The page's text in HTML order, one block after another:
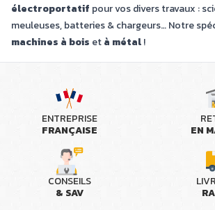
électroportatif pour vos divers travaux :
meuleuses, batteries & chargeurs… Notre
machines à bois età métal!
ENTREPRISE
FRANÇAISE
EN
CONSEILS
& SAV